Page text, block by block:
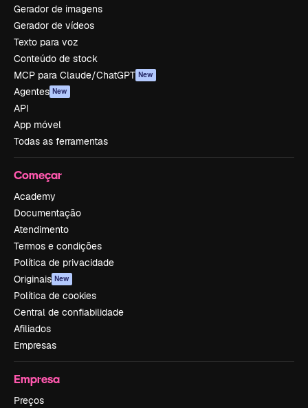
Gerador de imagens
Gerador de vídeos
Texto para voz
Conteúdo de stock
MCP para Claude/ChatGPT New
Agentes New
API
App móvel
Todas as ferramentas
Começar
Academy
Documentação
Atendimento
Termos e condições
Política de privacidade
Originais New
Política de cookies
Central de confiabilidade
Afiliados
Empresas
Empresa
Preços